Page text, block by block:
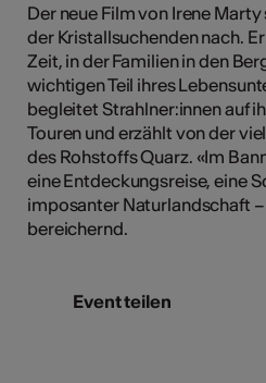
Der neue Film von Irene
der Kristallsuchenden nach.
Zeit, in der Familien in den
wichtigen Teil ihres
begleitet Strahlner:innen auf
Touren und erzählt von der
des Rohstoffs Quarz. «Im
eine Entdeckungsreise, eine
imposanter Naturlandschaft
bereichernd.
Event teilen